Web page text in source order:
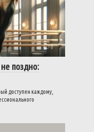
0
поздно:
доступен каждому,